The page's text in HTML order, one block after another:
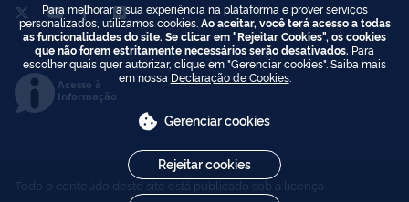
Acesso à
Informação
Todo o conteúdo deste site está publicado sob a licença
Para melhorar a sua experiência na plataforma e prover serviços
personalizados, utilizamos cookies. Ao aceitar, você terá acesso a todas
as funcionalidades do site. Se clicar em "Rejeitar Cookies", os cookies
que não forem estritamente necessários serão desativados. Para
escolher quais quer autorizar, clique em "Gerenciar cookies". Saiba mais
em nossa Declaração de Cookies.
Gerenciar cookies
Rejeitar cookies